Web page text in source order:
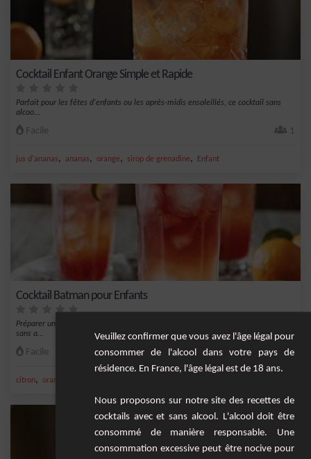
Cocktail Enfant Orange Simple et Rapide
Parfait pour les fêtes d'enfants ou les après-midis ensoleillés, ce cocktail sans
alcoo...
Facile 1
jus d'ananas, ananas, orange, sirop de grenadine, Enfant
Cocktail Batman pour Enfants
Préparer une boisson ludique pour vos petits super-héros avec ce cocktail Batman
sans a...
Facile 1
citron, orange
Veuillez confirmer que vous avez l'âge légal pour
consommer de l'alcool dans votre pays de
résidence. En France, l'âge légal est de 18 ans.
Nous proposons sur notre site des recettes de
cocktails avec et sans alcool. L'alcool doit être
consommé de manière responsable. Une
consommation excessive peut être nocive pour